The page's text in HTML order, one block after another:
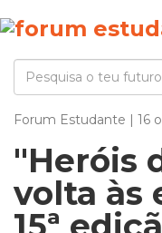
Forum Estudante | 16
"Heróis
volta às